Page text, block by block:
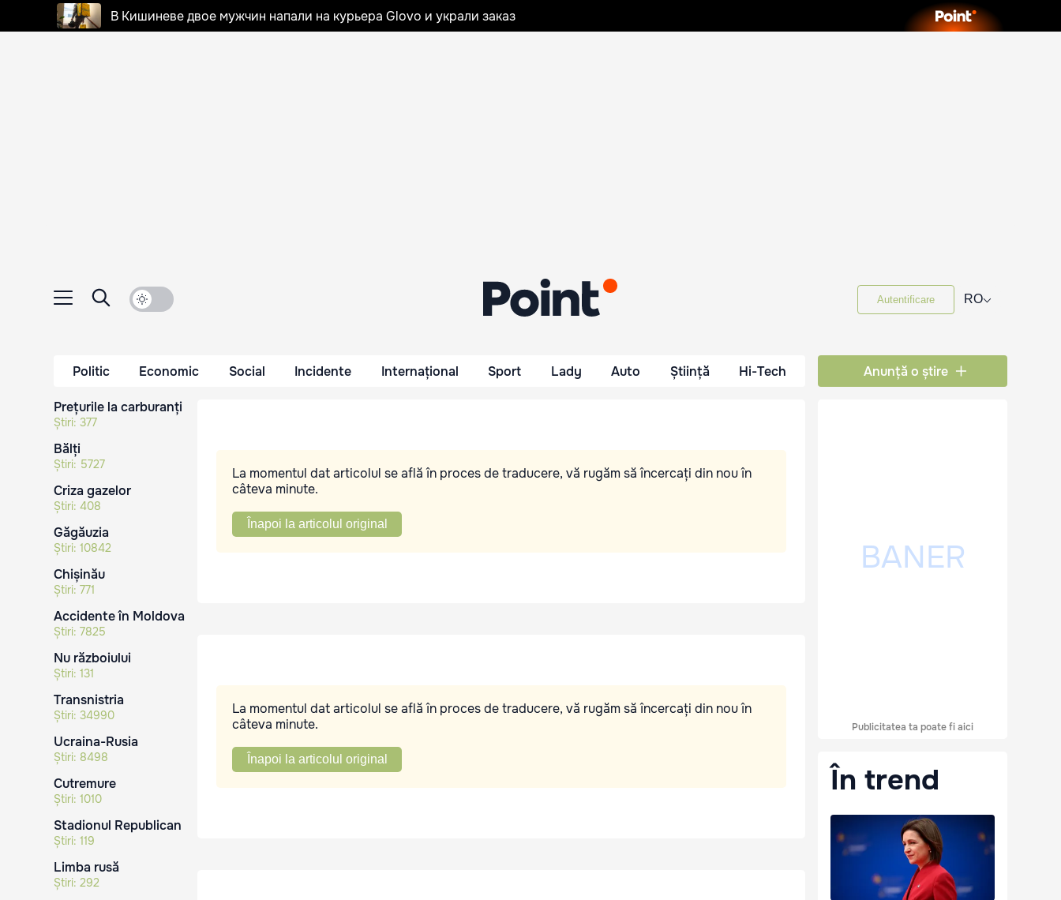
В Кишиневе двое мужчин напали на курьера Glovo и украли заказ
Autentificare RO⌵
Politic Economic Social Incidente Internațional Sport Lady Auto Știință Hi-Tech Anunță o știre
Prețurile la carburanți
Știri: 377
Bălți
Știri: 5727
Criza gazelor
Știri: 408
Găgăuzia
Știri: 10842
Chișinău
Știri: 771
Accidente în Moldova
Știri: 7825
Nu războiului
Știri: 131
Transnistria
Știri: 34990
Ucraina-Rusia
Știri: 8498
Cutremure
Știri: 1010
Stadionul Republican
Știri: 119
Limba rusă
Știri: 292
La momentul dat articolul se află în proces de traducere, vă rugăm să încercați din nou în
câteva minute.
Înapoi la articolul original
La momentul dat articolul se află în proces de traducere, vă rugăm să încercați din nou în
câteva minute.
Înapoi la articolul original
Publicitatea ta poate fi aici
În trend